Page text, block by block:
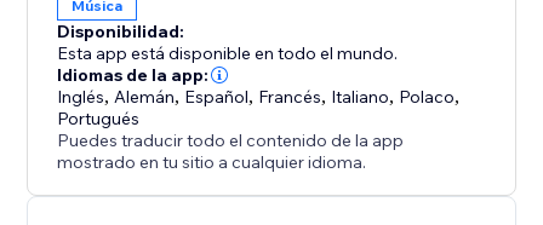
Música
Disponibilidad:
Esta app está disponible en todo el mundo.
Idiomas de la app:
Inglés, Alemán, Español, Francés, Italiano, Polaco,
Portugués
Puedes traducir todo el contenido de la app
mostrado en tu sitio a cualquier idioma.